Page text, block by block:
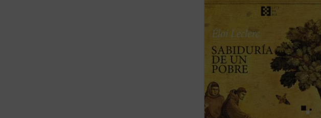
No se trata de un tratado ni de una
biografía al uso, sino de una narración
profundamente fiel, invita a recorrer la
experiencia franciscana como una
historia viva y cercana.
Esta edición ofrece una nueva ...(ver
ficha)